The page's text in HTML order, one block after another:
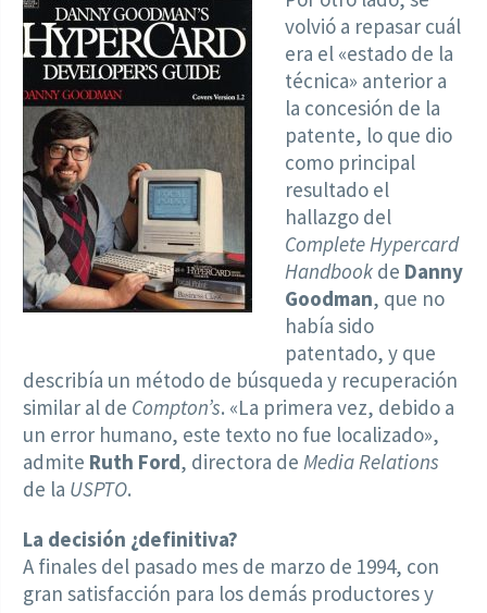
volvió a repasar cuál
era el «estado de la
técnica» anterior a
la concesión de la
patente, lo que dio
como principal
resultado el
hallazgo del
Complete Hypercard
Handbook de Danny
Goodman, que no
había sido
patentado, y que
describía un método de búsqueda y recuperación
similar al de Compton’s. «La primera vez, debido a
un error humano, este texto no fue localizado»,
admite Ruth Ford, directora de Media Relations
de la USPTO.
La decisión ¿definitiva?
A finales del pasado mes de marzo de 1994, con
gran satisfacción para los demás productores y